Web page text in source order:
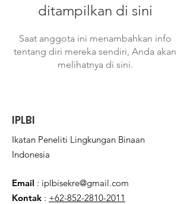
ditampilkan di sini
Saat anggota ini menambahkan info
tentang diri mereka sendiri, Anda akan
melihatnya di sini.
IPLBI
Ikatan Peneliti Lingkungan Binaan
Indonesia
Email : iplbisekre@gmail.com
Kontak : +62-852-2810-2011